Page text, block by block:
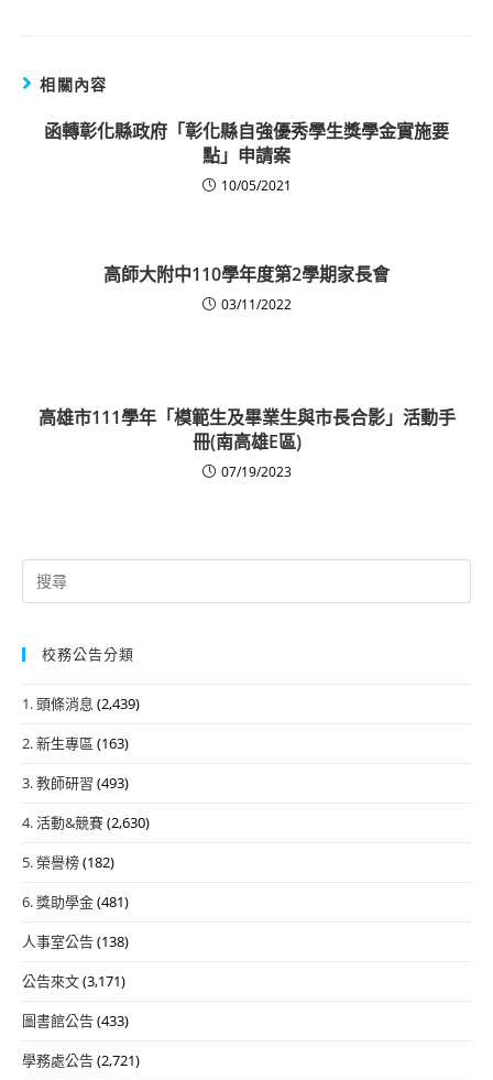
相關內容
函轉彰化縣政府「彰化縣自強優秀學生獎學金實施要
點」申請案
10/05/2021
高師大附中110學年度第2學期家長會
03/11/2022
高雄市111學年「模範生及畢業生與市長合影」活動手
冊(南高雄E區)
07/19/2023
Search
for:
校務公告分類
1. 頭條消息 (2,439)
2. 新生專區 (163)
3. 教師研習 (493)
4. 活動&競賽(2,630)
5. 榮譽榜(182)
6. 獎助學金(481)
人事室公告(138)
公告來文(3,171)
圖書館公告(433)
學務處公告(2,721)